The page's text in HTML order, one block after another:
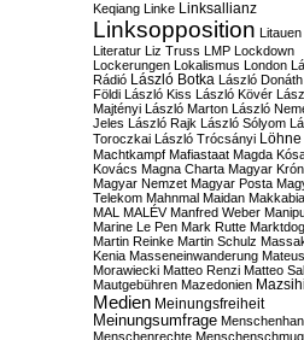
Keqiang Linke Linksallianz
Linksopposition Litauen
Literatur Liz Truss LMP Lockdown
Lockerungen Lokalismus London
Rádió
László Botka László Donáth
Földi László Kiss László Kövér
Majtényi László Marton László
Jeles László Rajk László Sólyom
Toroczkai László Trócsányi Löhne
Machtkampf Mafiastaat Magda
Kovács Magna Charta Magyar
Magyar Nemzet Magyar Posta
Telekom Mahnmal Maidan
MAL MALÉV Manfred Weber
Marine Le Pen Mark Rutte
Martin Reinke Martin Schulz
Kenia Masseneinwanderung
Morawiecki Matteo Renzi Matteo
Mautgebühren Mazedonien
Medien Meinungsfreiheit
Meinungsumfrage
Menschenrechte